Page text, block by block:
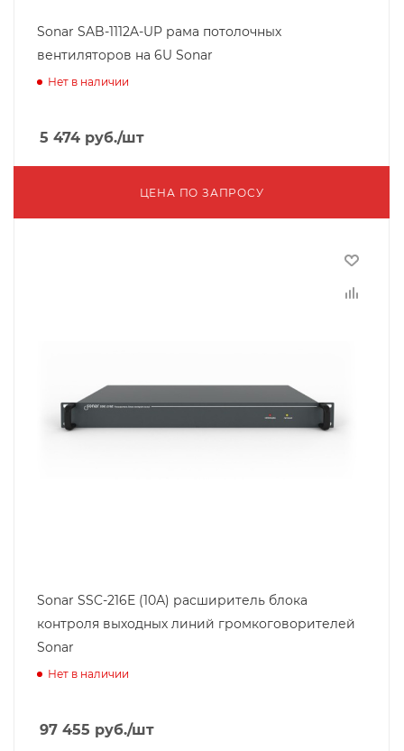
Sonar SAB-1112A-UP рама потолочных
вентиляторов на 6U Sonar
Нет в наличии
5 474 руб./шт
ЦЕНА ПО ЗАПРОСУ
Sonar SSC-216E (10А) расширитель блока
контроля выходных линий громкоговорителей
Sonar
Нет в наличии
97 455 руб./шт